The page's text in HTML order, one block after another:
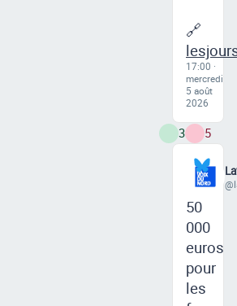
🔗
17:00 ·
mercredi
5 août
2026
3 5
50
000
euros
pour
les